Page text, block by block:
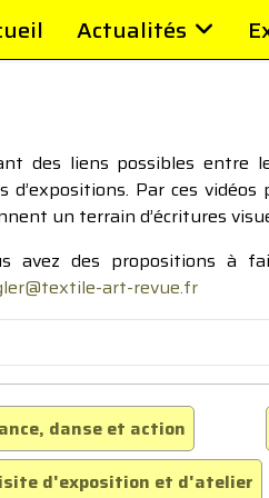
Actualités
des liens possibles
Par ces
un terrain d’écritures
des propositions à
art-revue.fr
danse et action
d'exposition et d'atelier